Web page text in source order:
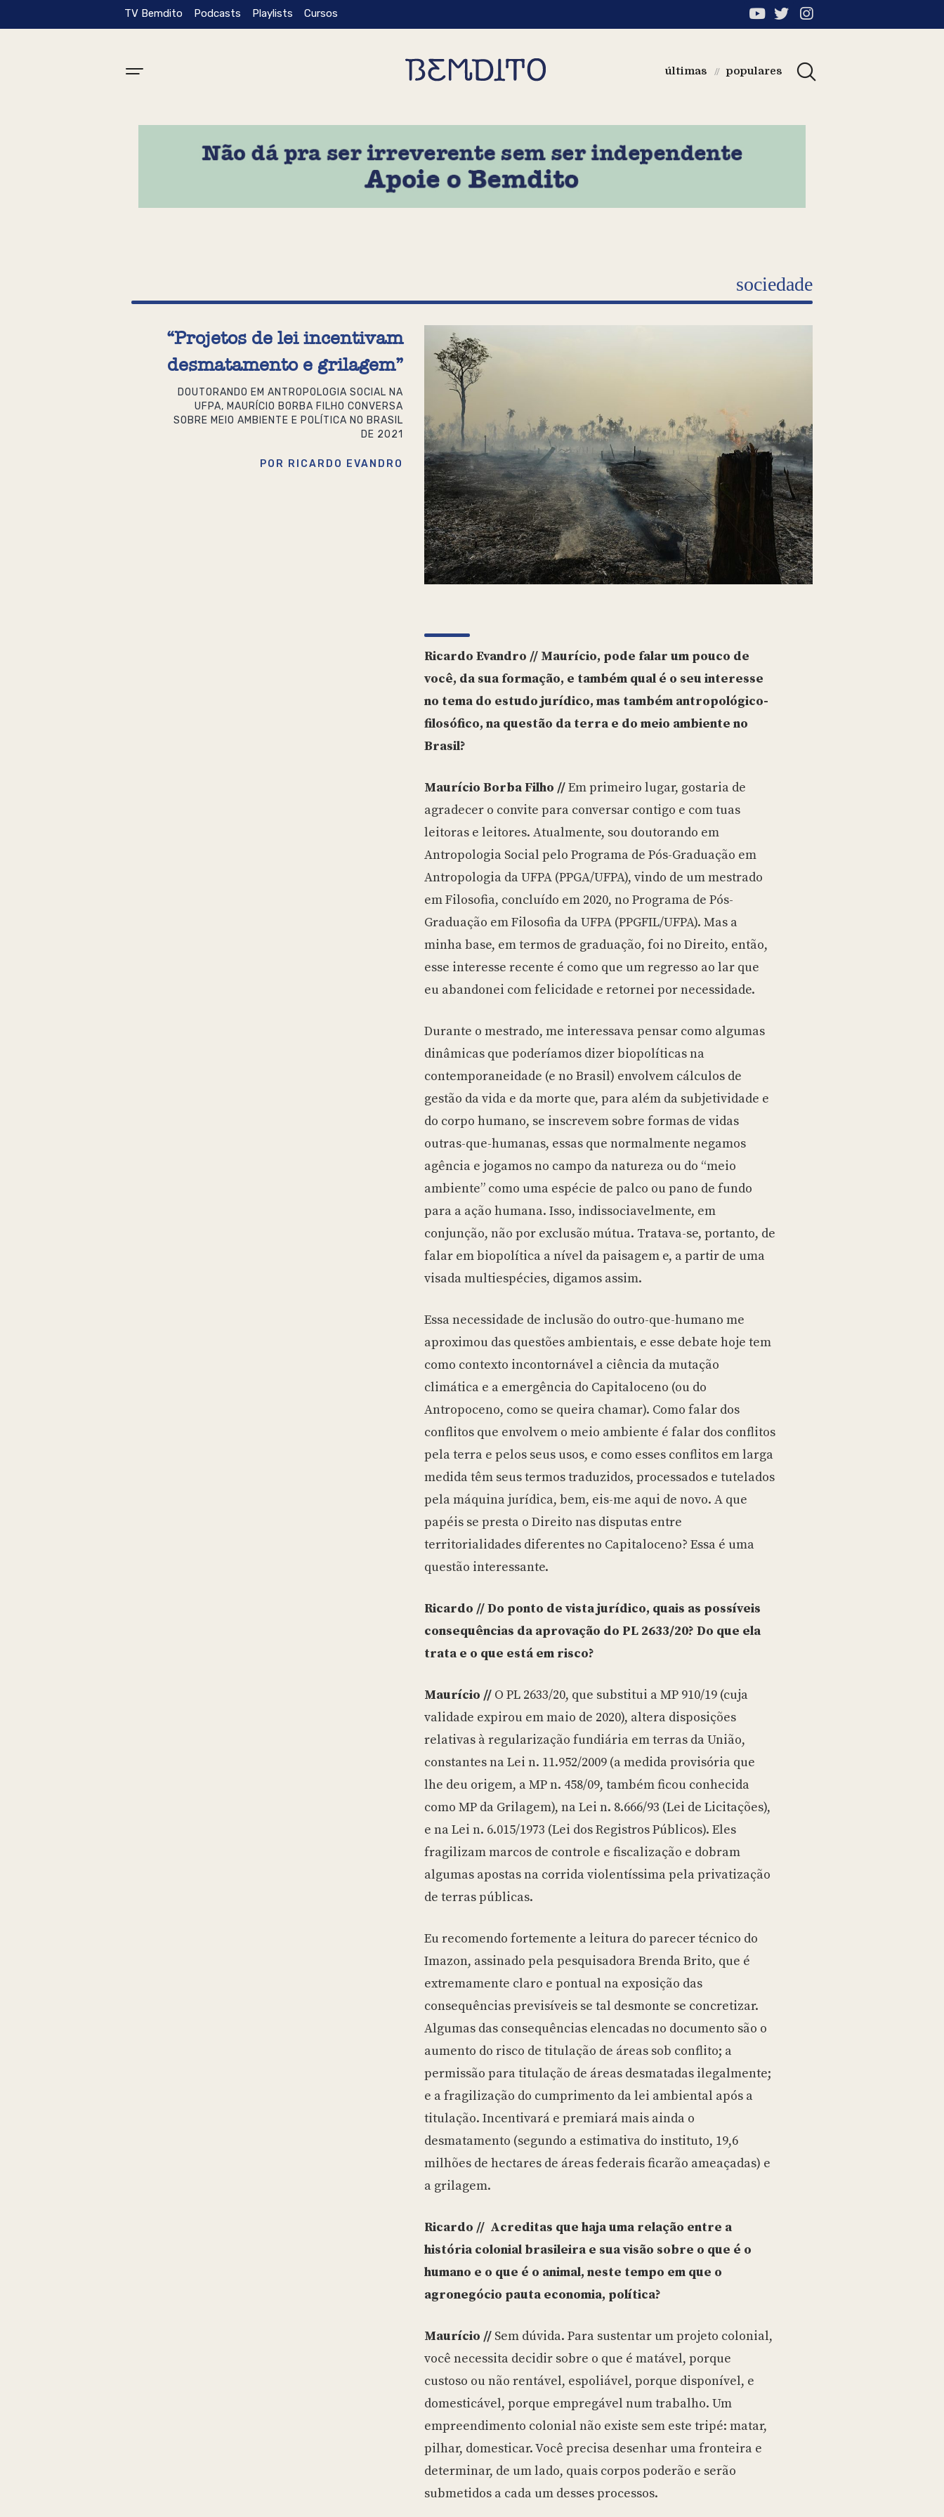
TV Bemdito Podcasts Playlists Cursos
últimas // populares
sociedade
“Projetos de lei incentivam
desmatamento e grilagem”
DOUTORANDO EM ANTROPOLOGIA SOCIAL NA
UFPA, MAURÍCIO BORBA FILHO CONVERSA
SOBRE MEIO AMBIENTE E POLÍTICA NO BRASIL
DE 2021
POR RICARDO EVANDRO
Ricardo Evandro // Maurício, pode falar um pouco de
você, da sua formação, e também qual é o seu interesse
no tema do estudo jurídico, mas também antropológico-
filosófico, na questão da terra e do meio ambiente no
Brasil?
Maurício Borba Filho //Em primeiro lugar, gostaria de
agradecer o convite para conversar contigo e com tuas
leitoras e leitores. Atualmente, sou doutorando em
Antropologia Social pelo Programa de Pós-Graduação em
Antropologia da UFPA (PPGA/UFPA), vindo de um mestrado
em Filosofia, concluído em 2020, no Programa de Pós-
Graduação em Filosofia da UFPA (PPGFIL/UFPA). Mas a
minha base, em termos de graduação, foi no Direito, então,
esse interesse recente é como que um regresso ao lar que
eu abandonei com felicidade e retornei por necessidade.
Durante o mestrado, me interessava pensar como algumas
dinâmicas que poderíamos dizer biopolíticasna
contemporaneidade (e no Brasil) envolvem cálculos de
gestão da vida e da morte que, para além da subjetividade e
do corpo humano, se inscrevem sobre formas de vidas
outras-que-humanas, essas que normalmente negamos
agência e jogamos no campo da natureza ou do “meio
ambiente” como uma espécie de palco ou pano de fundo
para a ação humana. Isso, indissociavelmente, em
conjunção, não por exclusão mútua. Tratava-se, portanto, de
falar em biopolítica a nível da paisagem e, a partir de uma
visada multiespécies, digamos assim.
Essa necessidade de inclusão do outro-que-humano me
aproximou das questões ambientais, e esse debate hoje tem
como contexto incontornável a ciência da mutação
climática e a emergência do Capitaloceno (ou do
Antropoceno, como se queira chamar). Como falar dos
conflitos que envolvem o meio ambiente é falar dos conflitos
pela terra e pelos seus usos, e como esses conflitos em larga
medida têm seus termos traduzidos, processados e tutelados
pela máquina jurídica, bem, eis-me aqui de novo. A que
papéis se presta o Direito nas disputas entre
territorialidades diferentes no Capitaloceno? Essa é uma
questão interessante.
Ricardo // Do ponto de vista jurídico, quais as possíveis
consequências da aprovação do PL 2633/20? Do que ela
trata e o que está em risco?
Maurício // O PL 2633/20, que substitui a MP 910/19 (cuja
validade expirou em maio de 2020), altera disposições
relativas à regularização fundiária em terras da União,
constantes na Lei n. 11.952/2009 (a medida provisória que
lhe deu origem, a MP n. 458/09, também ficou conhecida
como MP da Grilagem), na Lei n. 8.666/93 (Lei de Licitações),
e na Lei n. 6.015/1973 (Lei dos Registros Públicos). Eles
fragilizam marcos de controle e fiscalização e dobram
algumas apostas na corrida violentíssima pela privatização
de terras públicas.
Eu recomendo fortemente a leitura do parecer técnico do
Imazon, assinado pela pesquisadora Brenda Brito, que é
extremamente claro e pontual na exposição das
consequências previsíveis se tal desmonte se concretizar.
Algumas das consequências elencadas no documento são o
aumento do risco de titulação de áreas sob conflito; a
permissão para titulação de áreas desmatadas ilegalmente;
e a fragilização do cumprimento da lei ambiental após a
titulação. Incentivará e premiará mais ainda o
desmatamento (segundo a estimativa do instituto, 19,6
milhões de hectares de áreas federais ficarão ameaçadas) e
a grilagem.
Ricardo // Acreditas que haja uma relação entre a
história colonial brasileira e sua visão sobre o que é o
humano e o que é o animal, neste tempo em que o
agronegócio pauta economia, política?
Maurício // Sem dúvida. Para sustentar um projeto colonial,
você necessita decidir sobre o que é matável, porque
custoso ou não rentável, espoliável, porque disponível, e
domesticável, porque empregável num trabalho. Um
empreendimento colonial não existe sem este tripé: matar,
pilhar, domesticar. Você precisa desenhar uma fronteira e
determinar, de um lado, quais corpos poderão e serão
submetidos a cada um desses processos.